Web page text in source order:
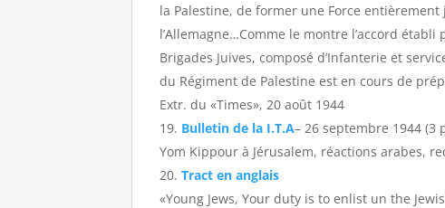
la Palestine, de former une Force
l’Allemagne…Comme le montre l’accord
Brigades Juives, composé d’Infanterie et
du Régiment de Palestine est en cours de
Extr. du «Times», 20 août 1944
Bulletin de la I.T.A– 26 septembre 1944 (3
Yom Kippour à Jérusalem, réactions arabes,
Tract en anglais
«Young Jews, Your duty is to enlist un the